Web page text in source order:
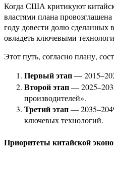
Когда США критикуют
властями плана
году довести долю сделанных
овладеть ключевыми
Этот путь, согласно плану,
Первый этап—
Второй этап—
производителей».
Третий этап—
ключевых технологий.
Приоритеты китайской